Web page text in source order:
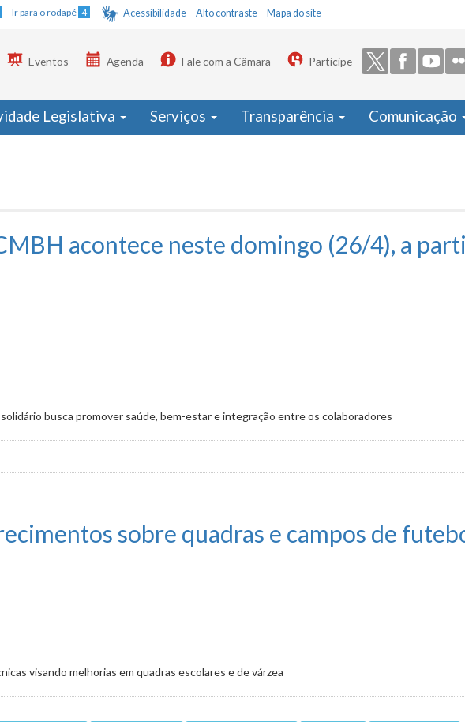
Ir para o rodapé 4 Acessibilidade Alto contraste Mapa do site
Eventos Agenda Fale com a Câmara Participe
Legislativa Serviços Transparência Comunicação
acontece neste domingo (26/4), a
busca promover saúde, bem-estar e integração entre os colaboradores
sobre quadras e campos de
visando melhorias em quadras escolares e de várzea